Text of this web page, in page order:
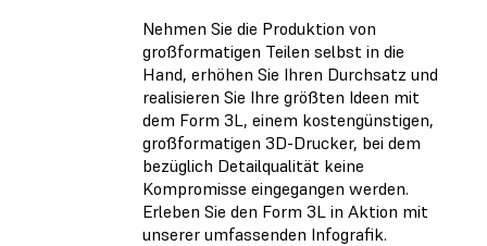
Nehmen Sie die Produktion von
großformatigen Teilen selbst in die
Hand, erhöhen Sie Ihren Durchsatz und
realisieren Sie Ihre größten Ideen mit
dem Form 3L, einem kostengünstigen,
großformatigen 3D-Drucker, bei dem
bezüglich Detailqualität keine
Kompromisse eingegangen werden.
Erleben Sie den Form 3L in Aktion mit
unserer umfassenden Infografik.